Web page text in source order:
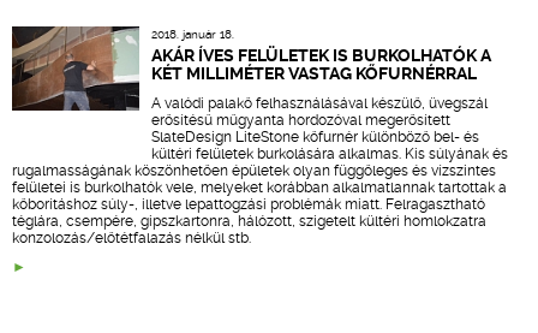
2018. január 18.
AKÁR ÍVES FELÜLETEK IS BURKOLHATÓK A
KÉT MILLIMÉTER VASTAG KŐFURNÉRRAL
A valódi palakő felhasználásával készülő, üvegszál
erősítésű műgyanta hordozóval megerősített
SlateDesign LiteStone kőfurnér különböző bel- és
kültéri felületek burkolására alkalmas. Kis súlyának és
rugalmasságának köszönhetően épületek olyan függőleges és vízszintes
felületei is burkolhatók vele, melyeket korábban alkalmatlannak tartottak a
kőborításhoz súly-, illetve lepattogzási problémák miatt. Felragasztható
téglára, csempére, gipszkartonra, hálózott, szigetelt kültéri homlokzatra
konzolozás/előtétfalazás nélkül stb.